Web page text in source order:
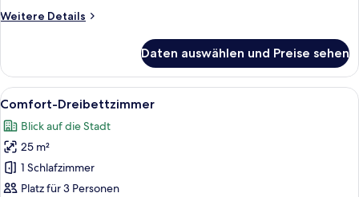
Weitere Details
Weitere
(Round)
Daten auswählen und Preise sehen
Alle
Fotos
für
Comfort-
Dreibettzimmer
anzeigen
Ein Hotelzimmer mit Bett, Sofa,
6
Comfort-Dreibettzimmer
Blick auf die Stadt
25 m²
1 Schlafzimmer
Platz für 3 Personen